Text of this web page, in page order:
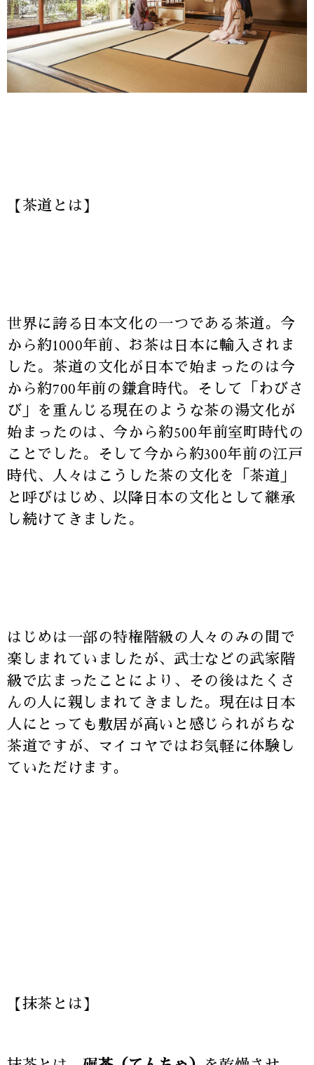
【茶道とは】
世界に誇る日本文化の一つである茶道。今
から約1000年前、お茶は日本に輸入されま
した。茶道の文化が日本で始まったのは今
から約700年前の鎌倉時代。そして「わびさ
び」を重んじる現在のような茶の湯文化が
始まったのは、今から約500年前室町時代の
ことでした。そして今から約300年前の江戸
時代、人々はこうした茶の文化を「茶道」
と呼びはじめ、以降日本の文化として継承
し続けてきました。
はじめは一部の特権階級の人々のみの間で
楽しまれていましたが、武士などの武家階
級で広まったことにより、その後はたくさ
んの人に親しまれてきました。現在は日本
人にとっても敷居が高いと感じられがちな
茶道ですが、マイコヤではお気軽に体験し
ていただけます。
【抹茶とは】